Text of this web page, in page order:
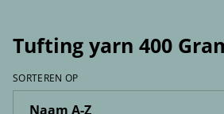
Tufting yarn 400
SORTEREN OP